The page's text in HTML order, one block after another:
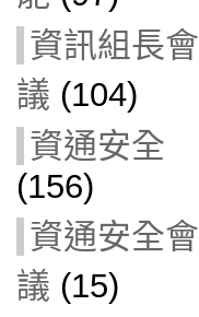
資訊組長會
議 (104)
資通安全
(156)
資通安全會
議 (15)